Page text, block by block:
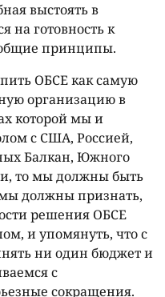
выстоять в
готовность к
общие принципы.
ОБСЕ как самую
организацию в
которой мы и
с США, Россией,
Балкан, Южного
то мы должны быть
должны признать,
решения ОБСЕ
и упомянуть, что с
ни один бюджет и
с
сокращения.